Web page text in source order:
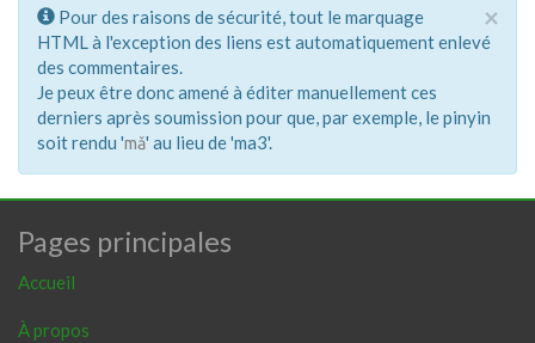
×
Pour des raisons de sécurité, tout le marquage
HTML à l'exception des liens est automatiquement enlevé
des commentaires.
Je peux être donc amené à éditer manuellement ces
derniers après soumission pour que, par exemple, le pinyin
soit rendu 'mǎ' au lieu de 'ma3'.
Pages principales
Accueil
À propos